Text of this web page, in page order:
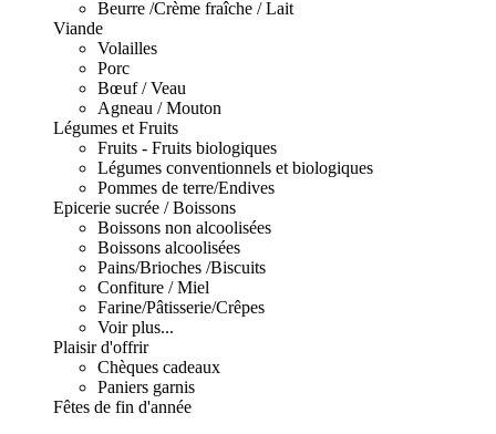
Beurre /Crème fraîche / Lait
Viande
Volailles
Porc
Bœuf / Veau
Agneau / Mouton
Légumes et Fruits
Fruits - Fruits biologiques
Légumes conventionnels et biologiques
Pommes de terre/Endives
Epicerie sucrée / Boissons
Boissons non alcoolisées
Boissons alcoolisées
Pains/Brioches /Biscuits
Confiture / Miel
Farine/Pâtisserie/Crêpes
Voir plus...
Plaisir d'offrir
Chèques cadeaux
Paniers garnis
Fêtes de fin d'année